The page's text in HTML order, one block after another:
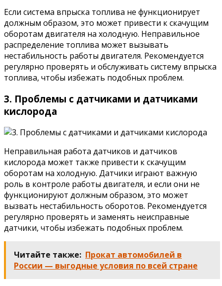
Если система впрыска топлива не функционирует
должным образом, это может привести к скачущим
оборотам двигателя на холодную. Неправильное
распределение топлива может вызывать
нестабильность работы двигателя. Рекомендуется
регулярно проверять и обслуживать систему впрыска
топлива, чтобы избежать подобных проблем.
3. Проблемы с датчиками и датчиками
кислорода
Неправильная работа датчиков и датчиков
кислорода может также привести к скачущим
оборотам на холодную. Датчики играют важную
роль в контроле работы двигателя, и если они не
функционируют должным образом, это может
вызвать нестабильность оборотов. Рекомендуется
регулярно проверять и заменять неисправные
датчики, чтобы избежать подобных проблем.
Читайте также: Прокат автомобилей в
России — выгодные условия по всей стране